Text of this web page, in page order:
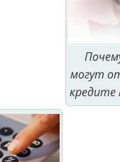
могут
кредите